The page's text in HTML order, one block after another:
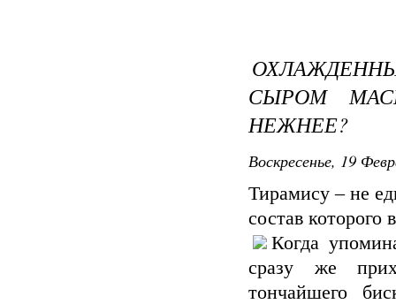
СЫРОМ
НЕЖНЕЕ?
Воскресенье, 19
Тирамису – не
состав которого
Когда
сразу же
тончайшего